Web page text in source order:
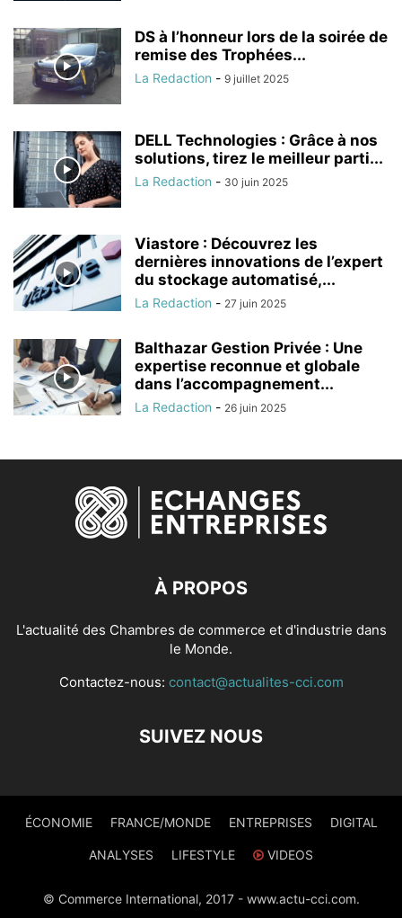
DS à l’honneur lors de la soirée de
remise des Trophées...
La Redaction - 9 juillet 2025
DELL Technologies : Grâce à nos
solutions, tirez le meilleur parti...
La Redaction - 30 juin 2025
Viastore : Découvrez les
dernières innovations de l’expert
du stockage automatisé,...
La Redaction - 27 juin 2025
Balthazar Gestion Privée : Une
expertise reconnue et globale
dans l’accompagnement...
La Redaction - 26 juin 2025
À PROPOS
L'actualité des Chambres de commerce et d'industrie dans
le Monde.
Contactez-nous: contact@actualites-cci.com
SUIVEZ NOUS
ÉCONOMIE FRANCE/MONDE ENTREPRISES DIGITAL
ANALYSES LIFESTYLE VIDEOS
© Commerce International, 2017 - www.actu-cci.com.